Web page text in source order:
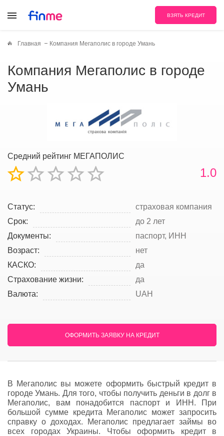
ВЗЯТЬ КРЕДИТ
Главная Компания Мегаполис в городе Умань
Компания Мегаполис в городе
Умань
Средний рейтинг МЕГАПОЛИС
1.0
Статус:
страховая компания
Срок:
до 2 лет
Документы:
паспорт, ИНН
Возраст:
нет
КАСКО:
да
Страхование жизни:
да
Валюта:
UAH
ОФОРМИТЬ ЗАЯВКУ НА КРЕДИТ
В Мегаполис вы можете оформить быстрый кредит в
городе Умань. Для того, чтобы получить деньги в долг в
Мегаполис, вам понадобится паспорт и ИНН. При
большой сумме кредита Мегаполис может запросить
справку о доходах. Мегаполис предлагает займы во
всех городах Украины. Чтобы оформить кредит в